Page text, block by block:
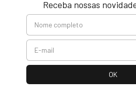
Receba nossas